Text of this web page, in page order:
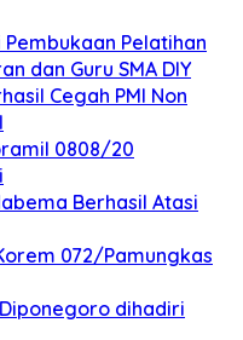
Pelatihan
dan Guru SMA DIY
Cegah PMI Non
0808/20
Berhasil Atasi
072/Pamungkas
dihadiri